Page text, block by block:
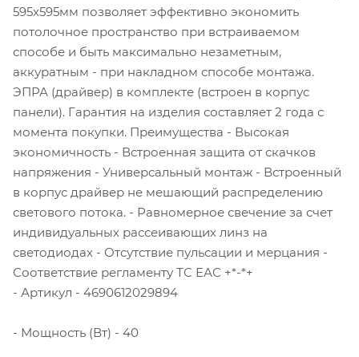
595х595мм позволяет эффективно экономить
потолочное пространство при встраиваемом
способе и быть максимально незаметным,
аккуратным - при накладном способе монтажа.
ЭПРА (драйвер) в комплекте (встроен в корпус
панели). Гарантия на изделия составляет 2 года с
момента покупки. Преимущества - Высокая
экономичность - Встроенная защита от скачков
напряжения - Универсальный монтаж - Встроенный
в корпус драйвер не мешающий распределению
светового потока. - Равномерное свечение за счет
индивидуальных рассеивающих линз на
светодиодах - Отсутствие пульсации и мерцания -
Соответствие регламенту ТС ЕАС +*-*+
- Артикул - 4690612029894
- Мощность (Вт) - 40